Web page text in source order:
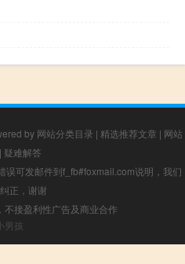
by 网站分类目录 | 精选推荐文章 | 网站
| 疑难解答
误可发邮件到f_fb#foxmail.com说明，我们
正，谢谢
接盈利性广告及商业合作
男孩